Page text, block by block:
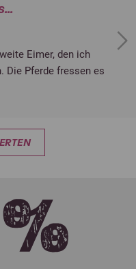
Eimer, den ich
Die Pferde fressen es
Next